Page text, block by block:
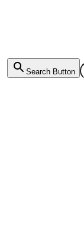
Search Button